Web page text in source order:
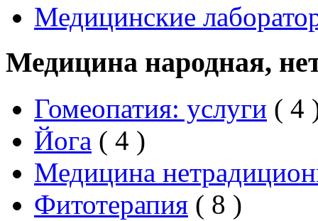
Медицинские
Медицина народная,
Гомеопатия: услуги ( 4
Йога ( 4 )
Медицина
Фитотерапия ( 8 )